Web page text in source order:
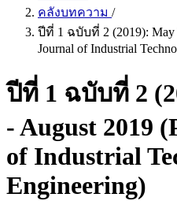
คลังบทความ /
ปีที่ 1 ฉบับที่ 2 (2019): May
Journal of Industrial
ปีที่ 1 ฉบับที่ 2
- August 2019
of Industrial
Engineering)